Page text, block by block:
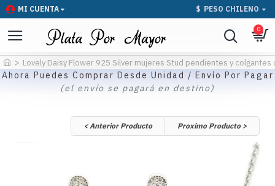
MI CUENTA $ PESO CHILENO
0
Lovely Daisy Flower 925 Silver mujeres Stud pendientes y
Ahora Puedes Comprar Desde Unidad / Envío Por Pagar
(el envío se pagará en destino)
< Anterior Producto Proximo Producto >